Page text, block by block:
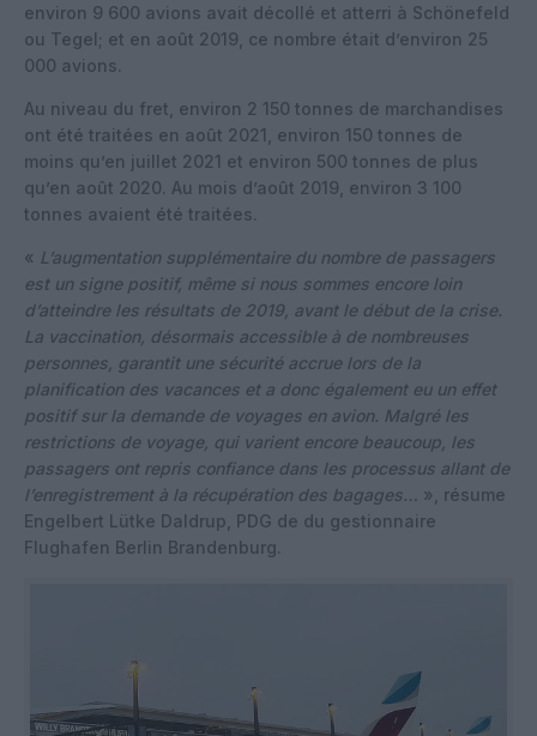
environ 9 600 avions avait décollé et atterri à Schönefeld
ou Tegel; et en août 2019, ce nombre était d’environ 25
000 avions.
Au niveau du fret, environ 2 150 tonnes de marchandises
ont été traitées en août 2021, environ 150 tonnes de
moins qu’en juillet 2021 et environ 500 tonnes de plus
qu’en août 2020. Au mois d’août 2019, environ 3 100
tonnes avaient été traitées.
« L’augmentation supplémentaire du nombre de passagers
est un signe positif, même si nous sommes encore loin
d’atteindre les résultats de 2019, avant le début de la crise.
La vaccination, désormais accessible à de nombreuses
personnes, garantit une sécurité accrue lors de la
planification des vacances et a donc également eu un effet
positif sur la demande de voyages en avion. Malgré les
restrictions de voyage, qui varient encore beaucoup, les
passagers ont repris confiance dans les processus allant de
l’enregistrement à la récupération des bagages…
», résume
Engelbert Lütke Daldrup, PDG de du gestionnaire
Flughafen Berlin Brandenburg.